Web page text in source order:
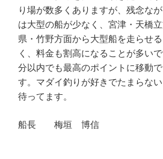
り場が数多くありますが、残念な
は大型の船が少なく、宮津・天橋
県・竹野方面から大型船を走らせ
く、料金も割高になることが多い
分以内でも最高のポイントに移動
す。マダイ釣りが好きでたまらな
待ってます。
船長 梅垣 博信